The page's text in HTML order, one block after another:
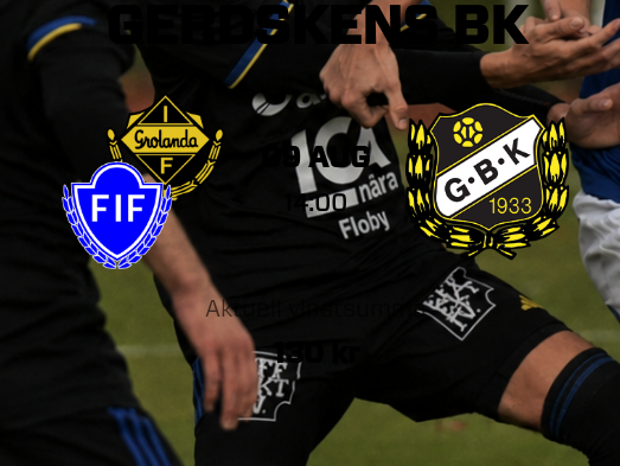
GERDSKENS BK
09 AUG
14:00
Aktuell vinstsumma
130